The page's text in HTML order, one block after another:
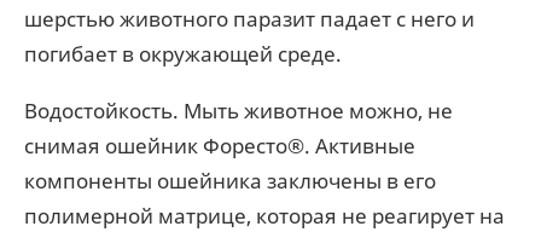
шерстью животного паразит падает с него и
погибает в окружающей среде.
Водостойкость. Мыть животное можно, не
снимая ошейник Форесто®. Активные
компоненты ошейника заключены в его
полимерной матрице, которая не реагирует на